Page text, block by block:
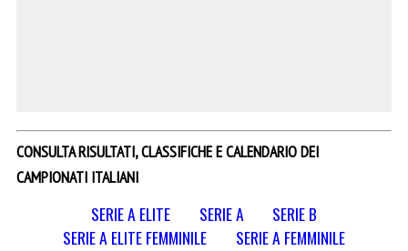
CONSULTA RISULTATI, CLASSIFICHE E CALENDARIO DEI
CAMPIONATI ITALIANI
SERIE A ELITE SERIE A
SERIE B
SERIE A ELITE FEMMINILE
SERIE A FEMMINILE